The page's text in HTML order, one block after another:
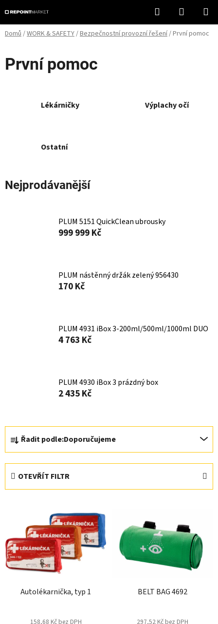
na
obsah
Hledat
KOŠÍK
Domů/WORK & SAFETY/Bezpečnostní provozní řešení/První pomoc
První pomoc
Lékárničky Výplachy očí
Ostatní
Nejprodávanější
PLUM 5151 QuickClean ubrousky
999 999 Kč
PLUM nástěnný držák zelený 956430
170 Kč
PLUM 4931 iBox 3-200ml/500ml/1000ml DUO
4 763 Kč
PLUM 4930 iBox 3 prázdný box
2 435 Kč
z
d
u
k
Řadit podle:Doporučujeme
OTEVŘÍT FILTR
i
s
p
Autolékarnička, typ 1
158,68 Kč bez DPH
BELT BAG 4692
297,52 Kč bez DPH